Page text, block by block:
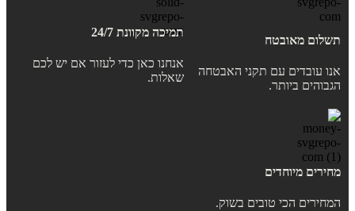
תשלום מאובטח
אנו עובדים עם תקני האבטחה
הגבוהים ביותר.
תמיכה מקוונת 24/7
אנחנו כאן כדי לעזור אם יש לכם
שאלות.
מחירים מיוחדים
המחירים הכי טובים בשוק.